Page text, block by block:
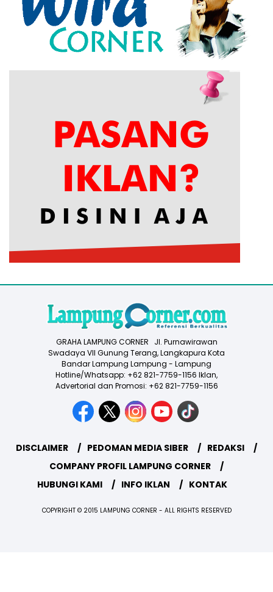
GRAHA LAMPUNG CORNER Jl. Purnawirawan
Swadaya VII Gunung Terang, Langkapura Kota
Bandar Lampung Lampung - Lampung
Hotline/Whatsapp: +62 821-7759-1156 Iklan,
Advertorial dan Promosi: +62 821-7759-1156
DISCLAIMER PEDOMAN MEDIA SIBER
REDAKSI
COMPANY PROFIL LAMPUNG CORNER
HUBUNGI KAMI
INFO IKLAN KONTAK
COPYRIGHT © 2015 LAMPUNG CORNER - ALL RIGHTS RESERVED